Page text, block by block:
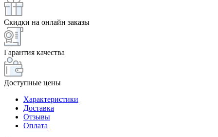
Скидки на онлайн заказы
Гарантия качества
Доступные цены
Характеристики
Доставка
Отзывы
Оплата